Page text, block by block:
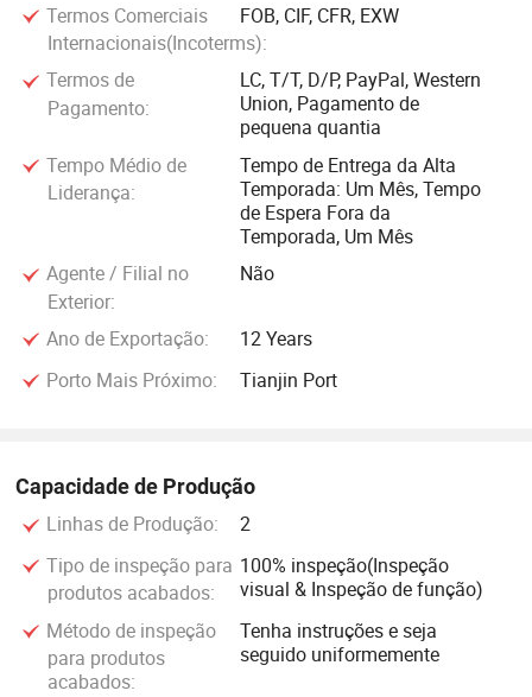
Termos Comerciais
Internacionais(Incoterms):
FOB, CIF, CFR, EXW
Termos de
Pagamento:
LC, T/T, D/P, PayPal, Western
Union, Pagamento de
pequena quantia
Tempo Médio de
Liderança:
Tempo de Entrega da Alta
Temporada: Um Mês, Tempo
de Espera Fora da
Temporada, Um Mês
Agente / Filial no
Exterior:
Não
Ano de Exportação:
12 Years
Porto Mais Próximo:
Tianjin Port
Capacidade de Produção
Linhas de Produção:
2
Tipo de inspeção para
produtos acabados:
100% inspeção(Inspeção
visual & Inspeção de função)
Método de inspeção
para produtos
acabados:
Tenha instruções e seja
seguido uniformemente